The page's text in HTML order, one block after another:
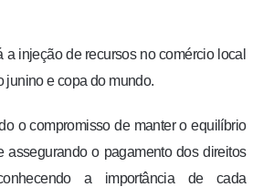
a injeção de recursos no comércio local
junino e copa do mundo.
o compromisso de manter o equilíbrio
assegurando o pagamento dos direitos
a importância de cada